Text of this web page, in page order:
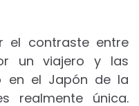
el contraste entre
un viajero y las
en el Japón de la
realmente única.